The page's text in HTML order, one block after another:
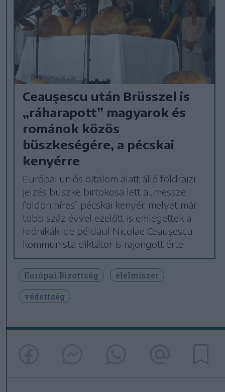
Ceaușescu után Brüsszel is
„ráharapott” magyarok és
románok közös
büszkeségére, a pécskai
kenyérre
Európai uniós oltalom alatt álló földrajzi
jelzés büszke birtokosa lett a „messze
földön híres” pécskai kenyér, melyet már
több száz évvel ezelőtt is emlegettek a
krónikák, de például Nicolae Ceaușescu
kommunista diktátor is rajongott érte.
Európai Bizottság
élelmiszer
védettség